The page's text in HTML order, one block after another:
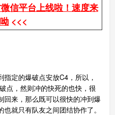
信平台上线啦！速度来
<<<
定的爆破点安放C4，所以，
点，然则冲的快死的也快，很
回来，那么既可以很快的冲到爆
就只有队友之间团结协作了。